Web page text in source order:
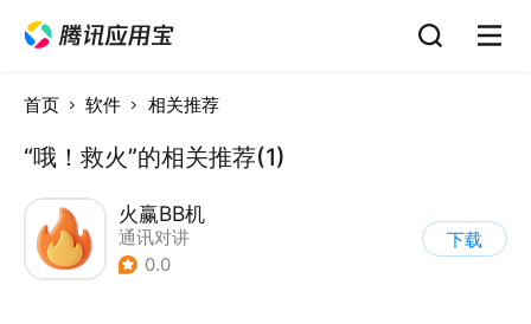
首页 软件 相关推荐
“哦！救火”的相关推荐(1)
火赢BB机
通讯对讲
0.0
下载